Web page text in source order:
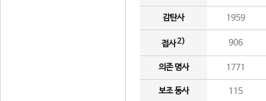
감탄사 1959
접사2) 906
의존 명사 1771
보조 동사 115